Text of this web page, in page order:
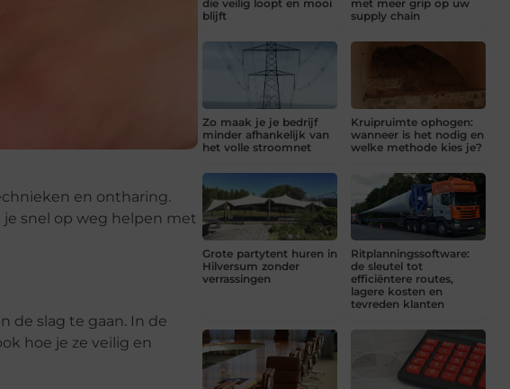
en ontharing.
snel op weg helpen met
de slag te gaan. In de
hoe je ze veilig en
die veilig loopt en mooi
blijft
met meer grip op uw
supply chain
Zo maak je je bedrijf
minder afhankelijk van
het volle stroomnet
Kruipruimte ophogen:
wanneer is het nodig en
welke methode kies je?
Grote partytent huren in
Hilversum zonder
verrassingen
Ritplanningssoftware:
de sleutel tot
efficiëntere routes,
lagere kosten en
tevreden klanten